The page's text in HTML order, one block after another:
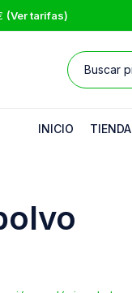
(Ver tarifas)
INICIO TIENDA